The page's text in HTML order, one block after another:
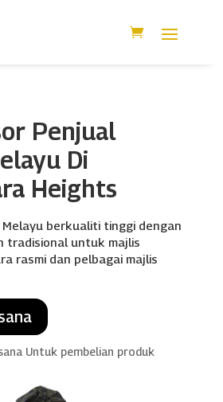
Penjual
Di
Heights
berkualiti tinggi dengan
tradisional untuk majlis
rasmi dan pelbagai majlis
Untuk pembelian produk